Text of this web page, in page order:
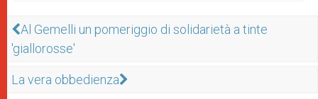
Al Gemelli un pomeriggio di solidarietà a tinte
'giallorosse'
La vera obbedienza